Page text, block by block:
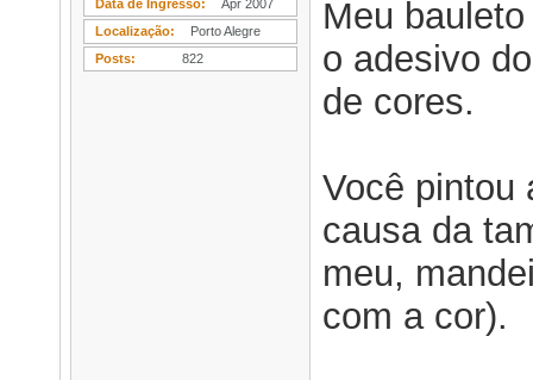
Data de Ingresso
Apr 2007
Localização
Porto Alegre
Posts
822
Meu
o adesivo
de cores.
Você pintou
causa da
meu,
com a cor).